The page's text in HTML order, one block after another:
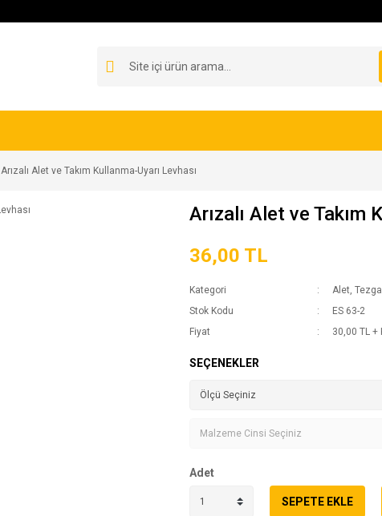
Arızalı Alet ve Takım Kullanma-Uyarı Levhası
Arızalı Alet ve Takım
36,00 TL
Kategori Alet,
Stok Kodu
ES 63-2
Fiyat
30,00 TL +
SEÇENEKLER
Adet
SEPETE EKLE